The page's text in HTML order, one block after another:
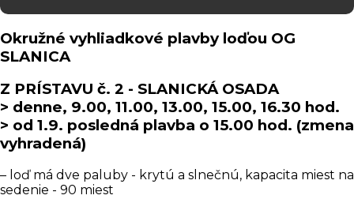
Okružné vyhliadkové plavby loďou OG
SLANICA
Z PRÍSTAVU č. 2 - SLANICKÁ OSADA
> denne, 9.00, 11.00, 13.00, 15.00, 16.30 hod.
> od 1.9. posledná plavba o 15.00 hod. (zmena
vyhradená)
– loď má dve paluby - krytú a slnečnú, kapacita miest na
sedenie - 90 miest